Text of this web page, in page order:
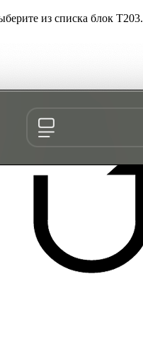
из списка блок T203.